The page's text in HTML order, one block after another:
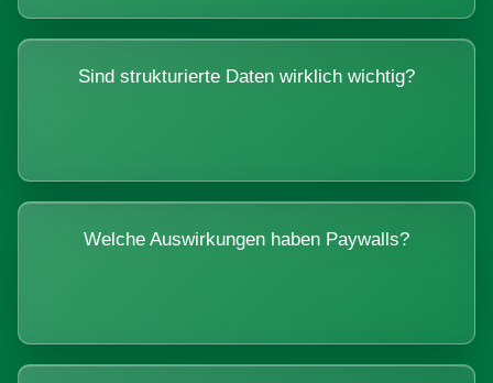
Sind strukturierte Daten wirklich wichtig?
Welche Auswirkungen haben Paywalls?